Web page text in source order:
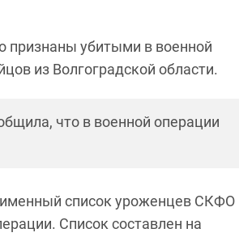
признаны убитыми в военной
из Волгоградской области.
что в военной операции
список уроженцев СКФО
Список составлен на